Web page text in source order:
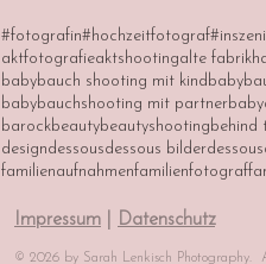
#fotografin#hochzeitfotograf
aktfotografieaktshootingalte
babybauch shooting mit kind
babybauchshooting mit partner
barockbeautybeautyshootingbehind
designdessousdessous bilder
familienaufnahmenfamilienfotograf
Impressum Datenschutz
© 2026 by Sarah Lenkisch Photography.